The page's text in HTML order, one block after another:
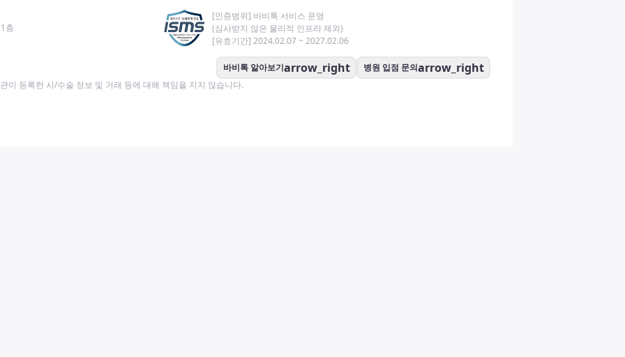
층
[인증범위] 바비톡 서비스 운영
(심사받지 않은 물리적 인프라 제외)
[유효기간] 2024.02.07 ~ 2027.02.06
바비톡 알아보기arrow_right 병원 입점 문의arrow_right
이 등록한 시/수술 정보 및 거래 등에 대해 책임을 지지 않습니다.